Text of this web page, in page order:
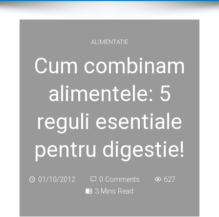
ALIMENTATIE
Cum combinam
alimentele: 5
reguli esentiale
pentru digestie!
01/10/2012 0 Comments
627
3 Mins Read